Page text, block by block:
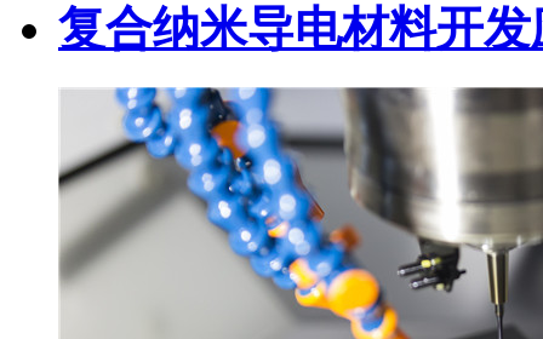
复合纳米导电材料开